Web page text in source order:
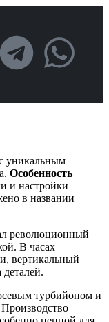
уникальным
Особенность
и настройки
в названии
революционный
В часах
вертикальный
турбийоном и